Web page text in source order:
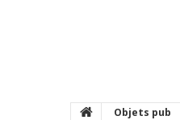
Objets pub